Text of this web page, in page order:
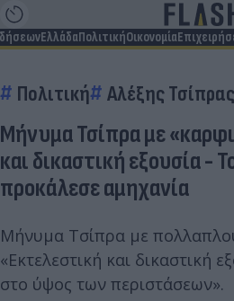
ΕλλάδαΠολιτικήΟικονομία
Πολιτική Αλέξης Τσίπρας
Μήνυμα Τσίπρα με
και δικαστική εξουσία -
προκάλεσε αμηχανία
Μήνυμα Τσίπρα με
«Εκτελεστική και δικαστική
στο ύψος των περιστάσεων».